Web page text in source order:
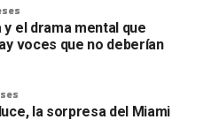
y el drama mental que
voces que no deberían
la sorpresa del Miami